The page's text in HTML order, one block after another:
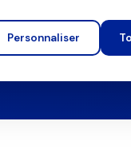
Personnaliser